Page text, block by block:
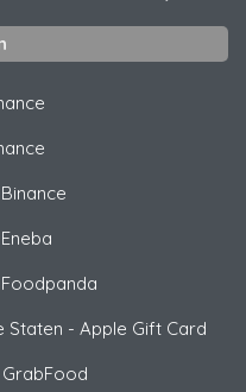
Binance
Eneba
Foodpanda
Staten - Apple Gift Card
GrabFood